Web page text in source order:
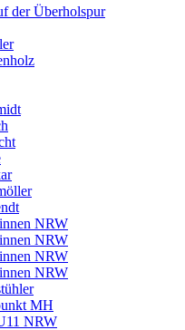
der Überholspur
NRW
NRW
NRW
NRW
MH
NRW